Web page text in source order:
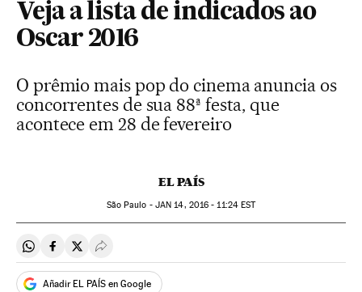
Veja a lista de indicados ao
Oscar 2016
O prêmio mais pop do cinema anuncia os
concorrentes de sua 88ª festa, que
acontece em 28 de fevereiro
EL PAÍS
São Paulo - JAN 14, 2016 - 11:24EST
Compartir en Whatsapp
Compartir en Facebook
Compartir en Twitter
Desplegar Redes Sociales
Añadir EL PAÍS en Google